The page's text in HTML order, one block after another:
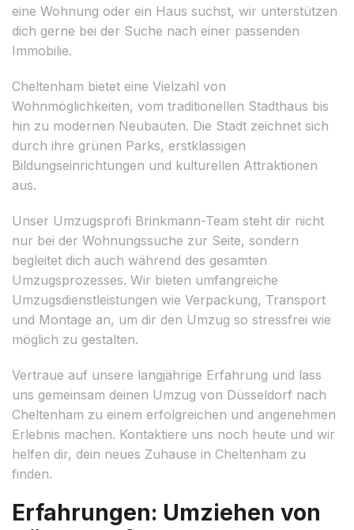
eine Wohnung oder ein Haus suchst, wir unterstützen
dich gerne bei der Suche nach einer passenden
Immobilie.
Cheltenham bietet eine Vielzahl von
Wohnmöglichkeiten, vom traditionellen Stadthaus bis
hin zu modernen Neubauten. Die Stadt zeichnet sich
durch ihre grünen Parks, erstklassigen
Bildungseinrichtungen und kulturellen Attraktionen
aus.
Unser Umzugsprofi Brinkmann-Team steht dir nicht
nur bei der Wohnungssuche zur Seite, sondern
begleitet dich auch während des gesamten
Umzugsprozesses. Wir bieten umfangreiche
Umzugsdienstleistungen wie Verpackung, Transport
und Montage an, um dir den Umzug so stressfrei wie
möglich zu gestalten.
Vertraue auf unsere langjährige Erfahrung und lass
uns gemeinsam deinen Umzug von Düsseldorf nach
Cheltenham zu einem erfolgreichen und angenehmen
Erlebnis machen. Kontaktiere uns noch heute und wir
helfen dir, dein neues Zuhause in Cheltenham zu
finden.
Erfahrungen: Umziehen von